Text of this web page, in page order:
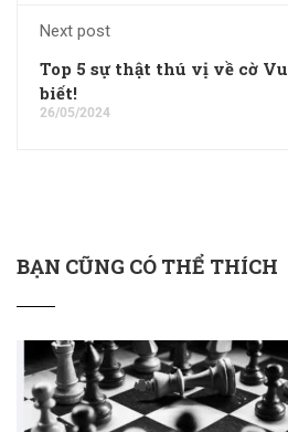
Next post
Top 5 sự thật thú vị về cờ
biết!
26/05/2024
BẠN CŨNG CÓ THỂ THÍCH